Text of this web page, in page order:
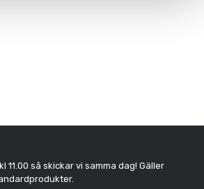
11.00 så skickar vi samma dag! Gäller